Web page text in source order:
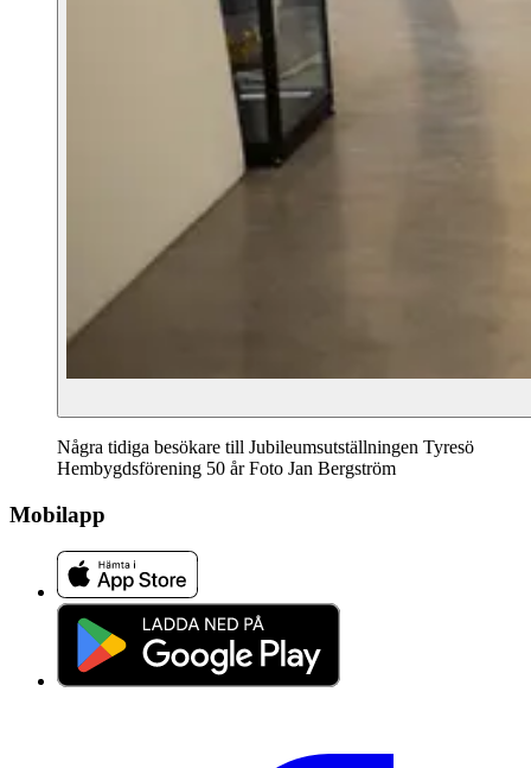
Några tidiga besökare till Jubileumsutställningen Tyresö
Hembygdsförening 50 år Foto Jan Bergström
Mobilapp